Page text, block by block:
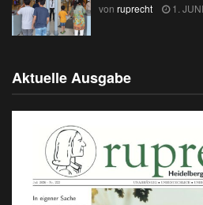
von ruprecht 1.
Aktuelle Ausgabe